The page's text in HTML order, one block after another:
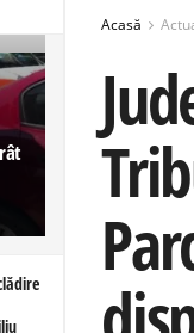
Acasă